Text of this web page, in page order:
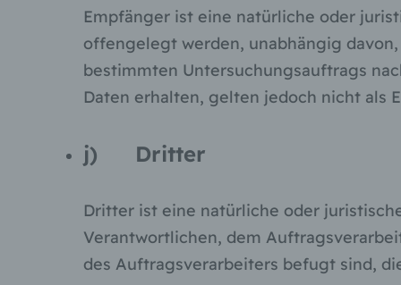
Empfänger ist eine natürliche oder
offengelegt werden, unabhängig
bestimmten Untersuchungsauftrags
Daten erhalten, gelten jedoch nicht als
j) Dritter
Dritter ist eine natürliche oder
Verantwortlichen, dem
des Auftragsverarbeiters befugt sind,